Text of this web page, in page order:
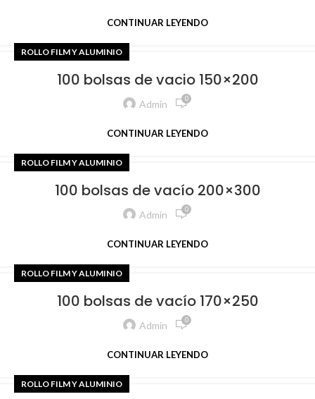
CONTINUAR LEYENDO
ROLLO FILM Y ALUMINIO
100 bolsas de vacio 150×200
Admin 0
CONTINUAR LEYENDO
ROLLO FILM Y ALUMINIO
100 bolsas de vacío 200×300
Admin 0
CONTINUAR LEYENDO
ROLLO FILM Y ALUMINIO
100 bolsas de vacío 170×250
Admin 0
CONTINUAR LEYENDO
ROLLO FILM Y ALUMINIO